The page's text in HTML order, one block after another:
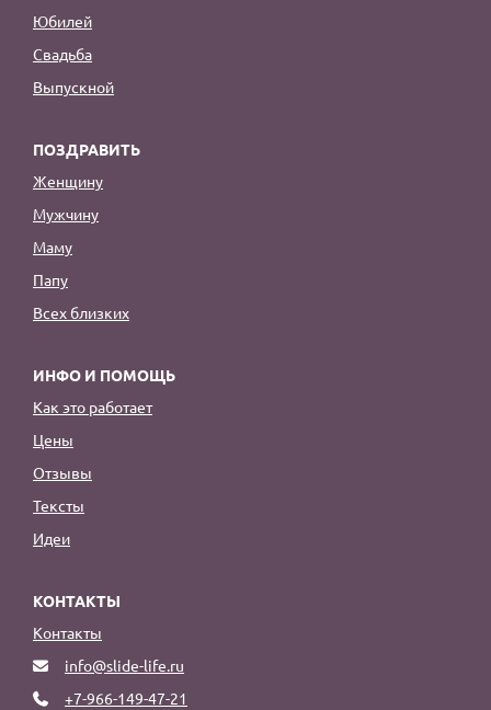
Юбилей
Свадьба
Выпускной
ПОЗДРАВИТЬ
Женщину
Мужчину
Маму
Папу
Всех близких
ИНФО И ПОМОЩЬ
Как это работает
Цены
Отзывы
Тексты
Идеи
КОНТАКТЫ
Контакты
info@slide-life.ru
+7-966-149-47-21